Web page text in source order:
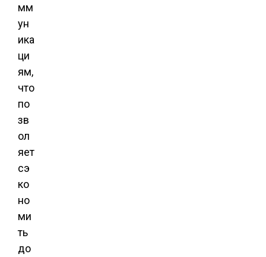
мм
ун
ика
ци
ям,
что
по
зв
ол
яет
сэ
ко
но
ми
ть
до